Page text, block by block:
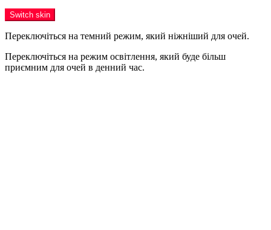
Switch skin
Переключіться на темний режим, який ніжніший для очей.
Переключіться на режим освітлення, який буде більш
приємним для очей в денний час.